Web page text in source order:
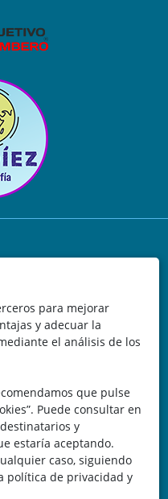
para mejorar
y adecuar la
el análisis de los
que pulse
Puede consultar en
y
estaría aceptando.
caso, siguiendo
política de privacidad y